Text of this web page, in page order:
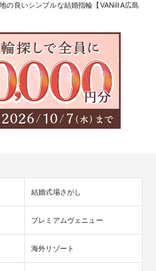
の良いシンプルな結婚指輪【VANillA広島
結婚式場さがし
プレミアムヴェニュー
海外リゾート